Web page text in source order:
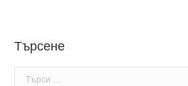
Търсене
Search: